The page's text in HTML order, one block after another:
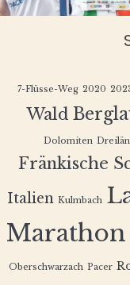
7-Flüsse-Weg 2020
Wald
Dolomiten
Fränkische
Italien Kulmbach
Marathon
Oberschwarzach Pacer